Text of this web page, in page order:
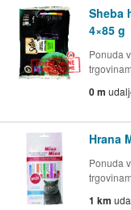
Sheba
4×85 g
Ponuda
0 m
Hrana
Ponuda
1 km